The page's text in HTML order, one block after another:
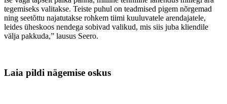
tegemiseks valitakse. Teiste puhul on teadmised pigem nõrgemad
ning seetõttu najatutakse rohkem tiimi kuuluvatele arendajatele,
leides üheskoos nendega sobivad valikud, mis siis juba kliendile
välja pakkuda,” lausus Seero.
Laia pildi nägemise oskus